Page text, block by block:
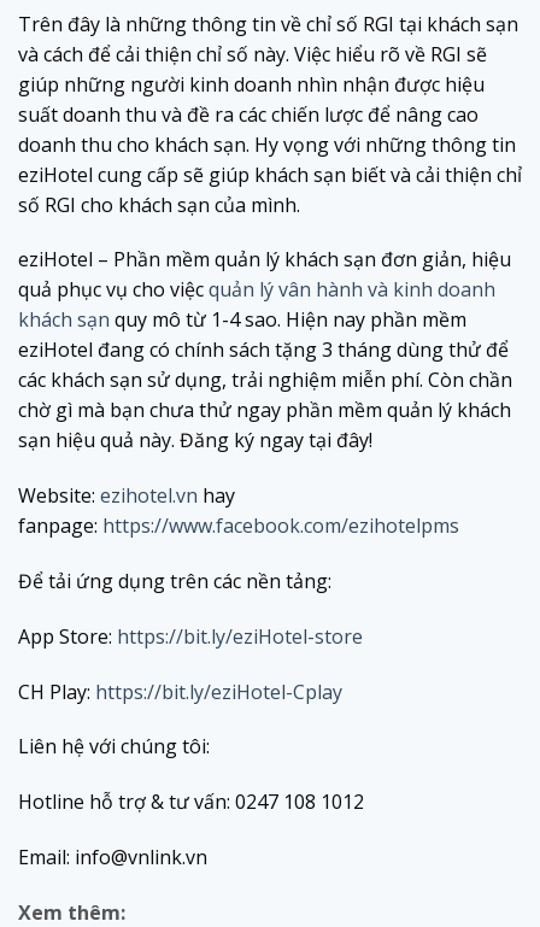
Trên đây là những thông tin về chỉ số RGI tại khách sạn
và cách để cải thiện chỉ số này. Việc hiểu rõ về RGI sẽ
giúp những người kinh doanh nhìn nhận được hiệu
suất doanh thu và đề ra các chiến lược để nâng cao
doanh thu cho khách sạn. Hy vọng với những thông tin
eziHotel cung cấp sẽ giúp khách sạn biết và cải thiện chỉ
số RGI cho khách sạn của mình.
eziHotel – Phần mềm quản lý khách sạn đơn giản, hiệu
quả phục vụ cho việcquản lý vân hành và kinh doanh
khách sạn quy mô từ 1-4 sao. Hiện nay phần mềm
eziHotel đang có chính sách tặng 3 tháng dùng thử để
các khách sạn sử dụng, trải nghiệm miễn phí. Còn chần
chờ gì mà bạn chưa thử ngay phần mềm quản lý khách
sạn hiệu quả này. Đăng ký ngay tại đây!
Website: ezihotel.vn hay
fanpage: https://www.facebook.com/ezihotelpms
Để tải ứng dụng trên các nền tảng:
App Store: https://bit.ly/eziHotel-store
CH Play: https://bit.ly/eziHotel-Cplay
Liên hệ với chúng tôi:
Hotline hỗ trợ & tư vấn: 0247 108 1012
Email: info@vnlink.vn
Xem thêm: